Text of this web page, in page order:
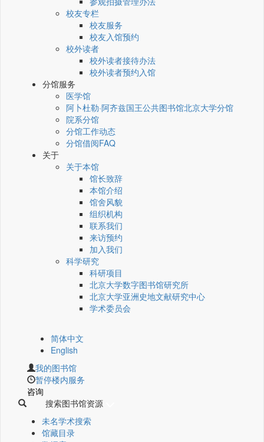
校友专栏
校友服务
校友入馆预约
校外读者
校外读者接待办法
校外读者预约入馆
分馆服务
医学馆
阿卜杜勒·阿齐兹国王公共图书馆北京大学分馆
院系分馆
分馆工作动态
分馆借阅FAQ
关于
关于本馆
馆长致辞
本馆介绍
馆舍风貌
组织机构
联系我们
来访预约
加入我们
科学研究
科研项目
北京大学数字图书馆研究所
北京大学亚洲史地文献研究中心
学术委员会
简体中文
English
我的图书馆
暂停楼内服务
咨询
搜索图书馆资源
未名学术搜索
馆藏目录